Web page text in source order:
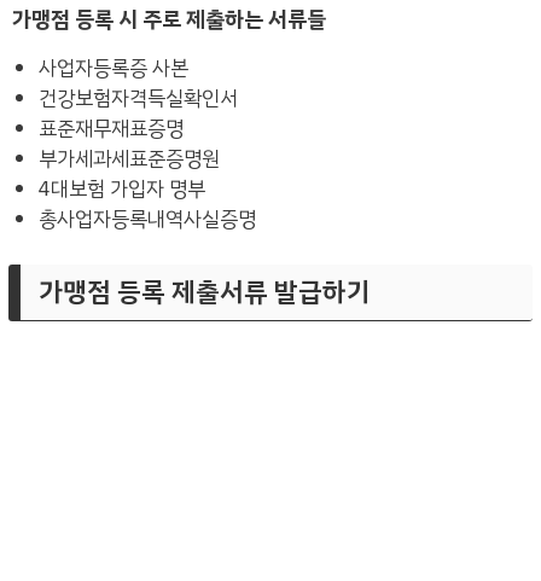
가맹점 등록 시 주로 제출하는 서류들
사업자등록증 사본
건강보험자격득실확인서
표준재무재표증명
부가세과세표준증명원
4대보험 가입자 명부
총사업자등록내역사실증명
가맹점 등록 제출서류 발급하기